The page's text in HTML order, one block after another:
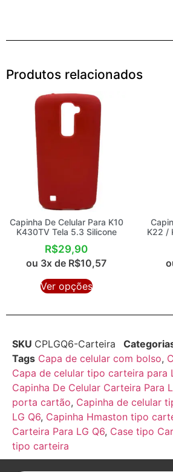
Produtos relacionados
Capinha De Celular Para K10
K430TV Tela 5.3 Silicone
R$29,90
ou 3x de R$10,57
Ver opções
K22 /
SKU CPLGQ6-Carteira
Tags Capa de celular com bolso,
Capa de celular tipo carteira para
Capinha De Celular Carteira Para
porta cartão, Capinha de celular
LG Q6, Capinha Hmaston tipo
Carteira Para LG Q6, Case tipo
tipo carteira